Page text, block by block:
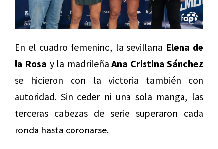
En el cuadro femenino, la sevillana Elena de
la Rosa y la madrileñaAna Cristina Sánchez
se hicieron con la victoria también con
autoridad. Sin ceder ni una sola manga, las
terceras cabezas de serie superaron cada
ronda hasta coronarse.